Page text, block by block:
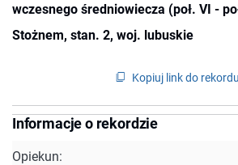
wczesnego średniowiecza (poł. VI -
Stożnem, stan. 2, woj. lubuskie
Kopiuj link do rekordu
Informacje o rekordzie
Opiekun: